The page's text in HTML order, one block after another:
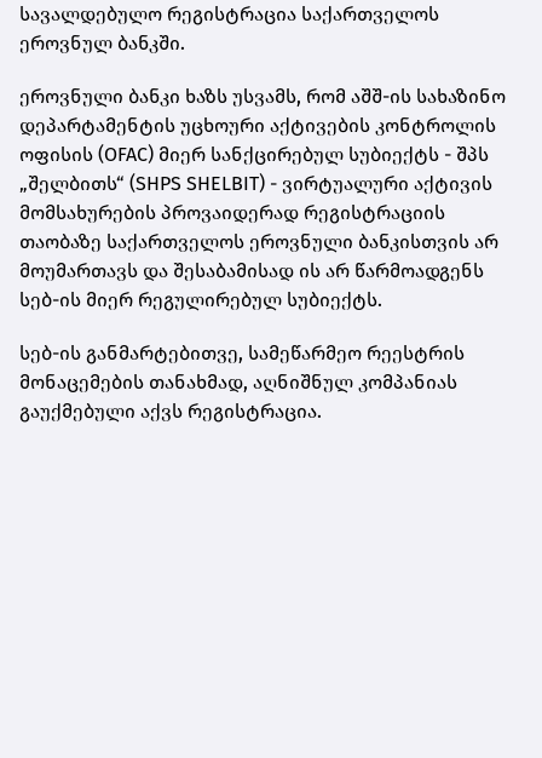
სავალდებულო რეგისტრაცია საქართველოს
ეროვნულ ბანკში.
ეროვნული ბანკი ხაზს უსვამს, რომ აშშ-ის სახაზინო
დეპარტამენტის უცხოური აქტივების კონტროლის
ოფისის (OFAC) მიერ სანქცირებულ სუბიექტს - შპს
„შელბითს“ (SHPS SHELBIT) - ვირტუალური აქტივის
მომსახურების პროვაიდერად რეგისტრაციის
თაობაზე საქართველოს ეროვნული ბანკისთვის არ
მოუმართავს და შესაბამისად ის არ წარმოადგენს
სებ-ის მიერ რეგულირებულ სუბიექტს.
სებ-ის განმარტებითვე, სამეწარმეო რეესტრის
მონაცემების თანახმად, აღნიშნულ კომპანიას
გაუქმებული აქვს რეგისტრაცია.